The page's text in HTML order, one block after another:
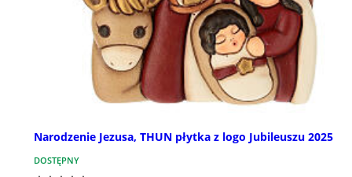
Narodzenie Jezusa, THUN płytka z logo Jubileuszu 2025
DOSTĘPNY